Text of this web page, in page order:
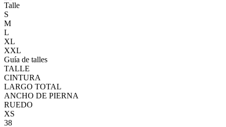
Talle
S
M
L
XL
XXL
Guía de talles
TALLE
CINTURA
LARGO TOTAL
ANCHO DE PIERNA
RUEDO
XS
38